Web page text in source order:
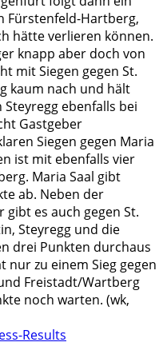
Fürstenfeld-Hartberg,
hätte verlieren können.
knapp aber doch von
mit Siegen gegen St.
kaum nach und hält
ebenfalls bei
Gastgeber
Siegen gegen Maria
ist mit ebenfalls vier
Maria Saal gibt
ab. Neben der
gibt es auch gegen St.
Steyregg und die
drei Punkten durchaus
nur zu einem Sieg gegen
Freistadt/Wartberg
noch warten. (wk,
Results